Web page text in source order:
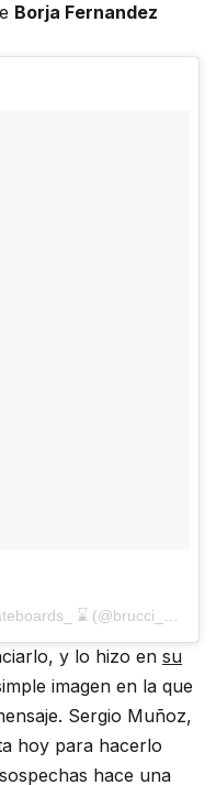
Borja Fernandez
y lo hizo en su
imagen en la que
Sergio Muñoz,
hoy para hacerlo
hace una